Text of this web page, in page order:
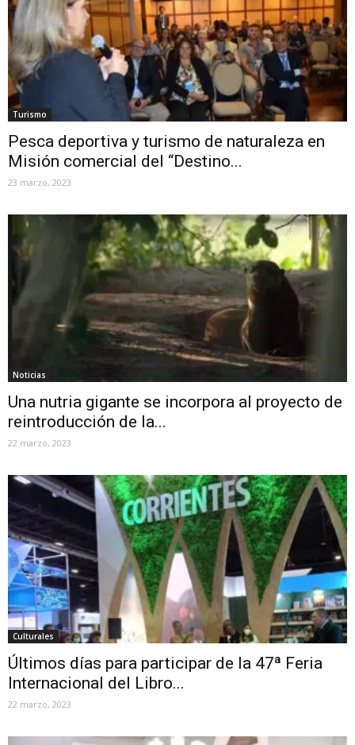
Turismo
Pesca deportiva y turismo de naturaleza en
Misión comercial del “Destino...
23 marzo, 2023
Noticias
Una nutria gigante se incorpora al proyecto de
reintroducción de la...
22 marzo, 2023
Culturales
Últimos días para participar de la 47ª Feria
Internacional del Libro...
22 marzo, 2023